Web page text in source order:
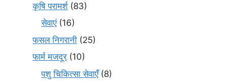
कृषि परामर्श(83)
सेवाएं(16)
फसल निगरानी (25)
फार्म मजदूर(10)
पशु चिकित्सा सेवाएँ(8)